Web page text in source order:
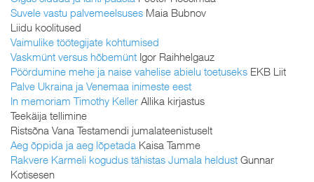
Suvele vastu palvemeelsuses Maia Bubnov
Liidu koolitused
Vaimulike töötegijate kohtumised
Vaskmünt versus hõbemünt Igor Raihhelgauz
Pöördumine mehe ja naise vahelise abielu toetuseks EKB Liit
Palve Ukraina ja Venemaa inimeste eest
In memoriam Timothy Keller Allika kirjastus
Teekäija tellimine
Ristsõna Vana Testamendi jumalateenistuselt
Aeg õppida ja aeg lõpetada Kaisa Tamme
Rakvere Karmeli kogudus tähistas Jumala heldust Gunnar
Kotisesen